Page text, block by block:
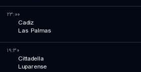
۲۳:۰۰
Cadiz
Las Palmas
۱۹:۳۰
Cittadella
Luparense